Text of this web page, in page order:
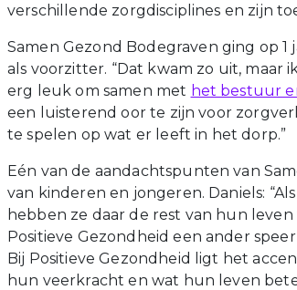
verschillende zorgdisciplines en zijn
Samen Gezond Bodegraven ging op
als voorzitter. “Dat kwam zo uit,
erg leuk om samen met het bestuur
een luisterend oor te zijn voor
te spelen op wat er leeft in het dorp.”
Eén van de aandachtspunten van
van kinderen en jongeren. Daniels:
hebben ze daar de rest van hun
Positieve Gezondheid een ander
Bij Positieve Gezondheid ligt het
hun veerkracht en wat hun leven